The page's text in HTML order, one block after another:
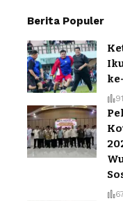
Berita Populer